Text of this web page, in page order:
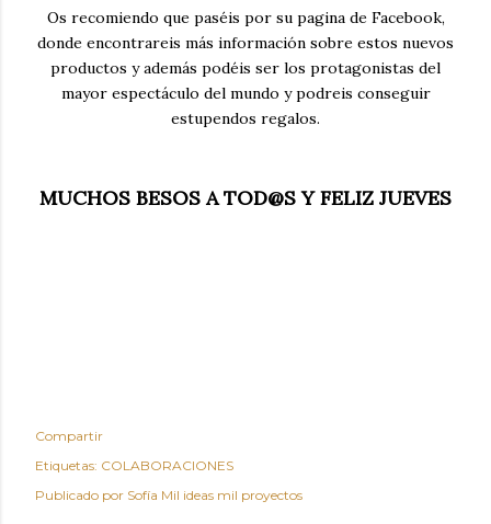
Os recomiendo que paséis por su pagina de Facebook,
donde encontrareis más información sobre estos nuevos
productos y además podéis ser los protagonistas del
mayor espectáculo del mundo y podreis conseguir
estupendos regalos.
MUCHOS BESOS A TOD@S Y FELIZ JUEVES
Compartir
Etiquetas: COLABORACIONES
Publicado por Sofía Mil ideas mil proyectos